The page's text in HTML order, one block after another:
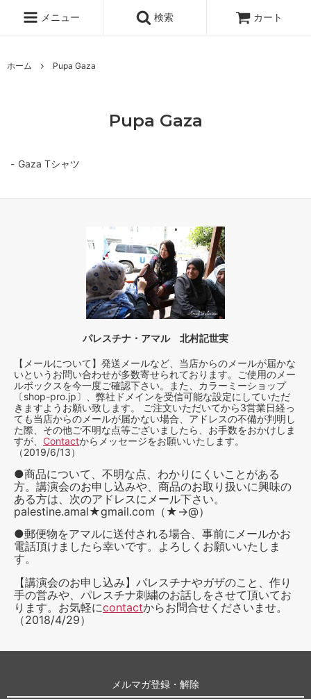
メニュー 検索 カート
ホーム Pupa Gaza
Pupa Gaza
Gaza Tシャツ
パレスチナ・アマル 北村記世実
【メールについて】発送メールなど、当店からのメールが届かな
いというお問い合わせが多数寄せられております。ご使用のメー
ルボックスを今一度ご確認下さい。また、カラーミーショップ
〔shop-pro.jp〕、弊社ドメインを受信可能な設定にしていただ
きますようお願い致します。 ご注文いただいてから3営業日経っ
ても当店からのメールが届かない場合、アドレスの不備が判明し
た際、その他ご不明な点等ございましたら、お手数をおかけしま
すが、 Contactからメッセージをお願いいたします。
（2019/6/13）
●商品について、不明な点、わかりにくいことがある
方。講演会のお申し込みや、商品のお取り扱いに興味の
ある方は、次のアドレスにメール下さい。
palestine.amal★gmail.com（★→@）
●郵便物をアマルに送付される場合、事前にメールかお
電話頂けましたら幸いです。よろしくお願いいたしま
す。
【講演会のお申し込み】パレスチナやガザのこと、作り
手の営みや、パレスチナ刺繍のお話しをさせて頂いてお
ります。お気軽にcontactからお問合せくださいませ。
（2018/4/29）
メルマガ登録・解除